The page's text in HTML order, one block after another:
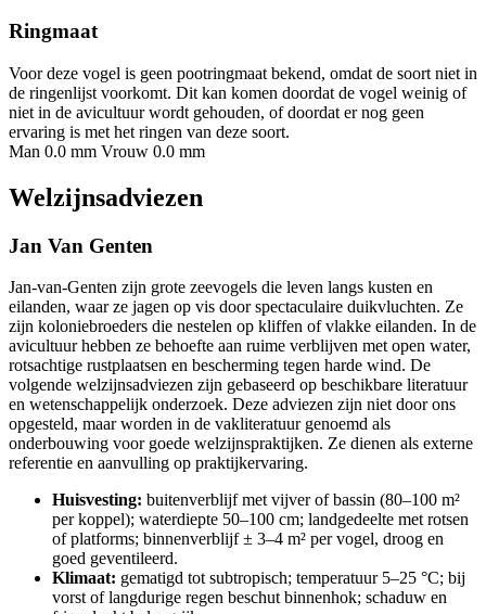
Ringmaat
Voor deze vogel is geen pootringmaat bekend, omdat de soort niet in
de ringenlijst voorkomt. Dit kan komen doordat de vogel weinig of
niet in de avicultuur wordt gehouden, of doordat er nog geen
ervaring is met het ringen van deze soort.
Man 0.0 mm Vrouw 0.0 mm
Welzijnsadviezen
Jan Van Genten
Jan-van-Genten zijn grote zeevogels die leven langs kusten en
eilanden, waar ze jagen op vis door spectaculaire duikvluchten. Ze
zijn koloniebroeders die nestelen op kliffen of vlakke eilanden. In de
avicultuur hebben ze behoefte aan ruime verblijven met open water,
rotsachtige rustplaatsen en bescherming tegen harde wind. De
volgende welzijnsadviezen zijn gebaseerd op beschikbare literatuur
en wetenschappelijk onderzoek. Deze adviezen zijn niet door ons
opgesteld, maar worden in de vakliteratuur genoemd als
onderbouwing voor goede welzijnspraktijken. Ze dienen als externe
referentie en aanvulling op praktijkervaring.
Huisvesting: buitenverblijf met vijver of bassin (80–100 m²
per koppel); waterdiepte 50–100 cm; landgedeelte met rotsen
of platforms; binnenverblijf ± 3–4 m² per vogel, droog en
goed geventileerd.
Klimaat: gematigd tot subtropisch; temperatuur 5–25 °C; bij
vorst of langdurige regen beschut binnenhok; schaduw en